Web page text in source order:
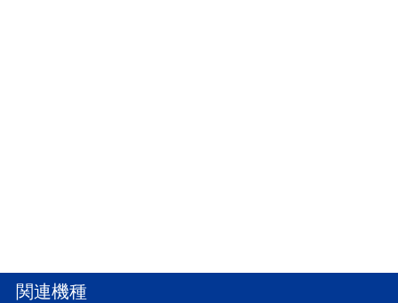
関連機種